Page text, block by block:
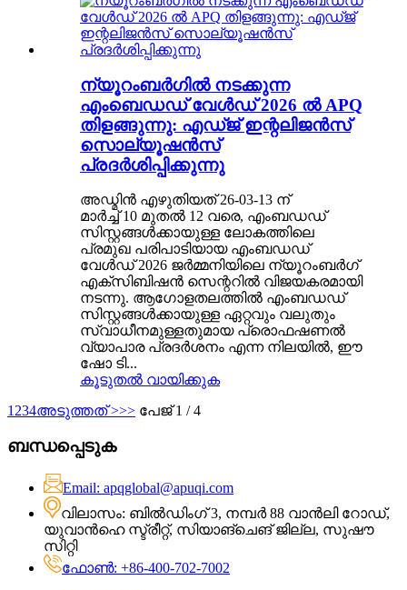
ന്യൂറംബർഗിൽ നടക്കുന്ന
എംബെഡഡ് വേൾഡ് 2026 ൽ APQ
തിളങ്ങുന്നു: എഡ്ജ് ഇന്റലിജൻസ്
സൊല്യൂഷൻസ്
പ്രദർശിപ്പിക്കുന്നു
അഡ്മിൻ എഴുതിയത് 26-03-13 ന്
മാർച്ച് 10 മുതൽ 12 വരെ, എംബഡഡ്
സിസ്റ്റങ്ങൾക്കായുള്ള ലോകത്തിലെ
പ്രമുഖ പരിപാടിയായ എംബഡഡ്
വേൾഡ് 2026 ജർമ്മനിയിലെ ന്യൂറംബർഗ്
എക്സിബിഷൻ സെന്ററിൽ വിജയകരമായി
നടന്നു. ആഗോളതലത്തിൽ എംബഡഡ്
സിസ്റ്റങ്ങൾക്കായുള്ള ഏറ്റവും വലുതും
സ്വാധീനമുള്ളതുമായ പ്രൊഫഷണൽ
വ്യാപാര പ്രദർശനം എന്ന നിലയിൽ, ഈ
ഷോ ടി...
കൂടുതൽ വായിക്കുക
1 234അടുത്തത് >>> പേജ് 1 / 4
ബന്ധപ്പെടുക
Email: apqglobal@apuqi.com
വിലാസം: ബിൽഡിംഗ് 3, നമ്പർ 88 വാൻലി റോഡ്,
യുവാൻഹെ സ്ട്രീറ്റ്, സിയാങ്‌ചെങ് ജില്ല, സുഷൗ
സിറ്റി
ഫോൺ: +86-400-702-7002